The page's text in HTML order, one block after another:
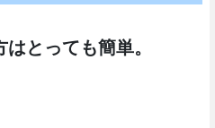
はとっても簡単。